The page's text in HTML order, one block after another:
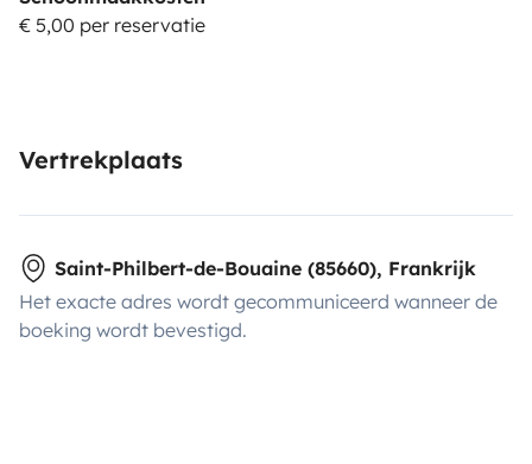
€ 5,00 per reservatie
Vertrekplaats
Saint-Philbert-de-Bouaine (85660), Frankrijk
Het exacte adres wordt gecommuniceerd wanneer de
boeking wordt bevestigd.